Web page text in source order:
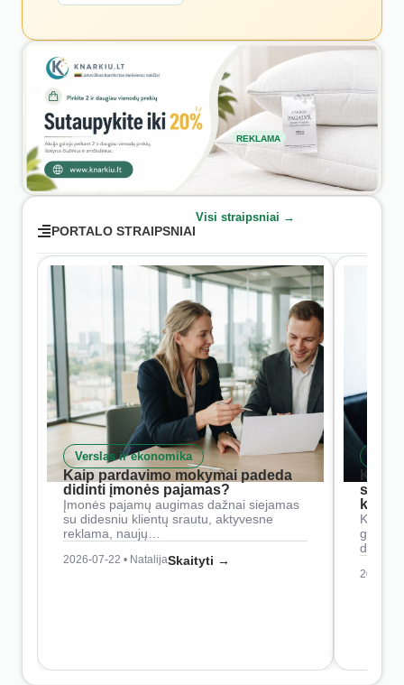
REKLAMA
PORTALO STRAIPSNIAI
Visi straipsniai →
Verslas ir ekonomika
Kaip pardavimo mokymai padeda
didinti įmonės pajamas?
Įmonės pajamų augimas dažnai siejamas
su didesniu klientų srautu, aktyvesne
reklama, naujų…
2026-07-22 • NatalijaSkaityti →
Kaip
2026-